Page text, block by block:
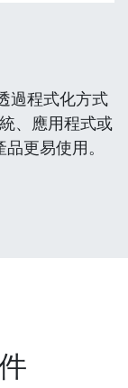
過程式化方式
、應用程式或
更易使用。